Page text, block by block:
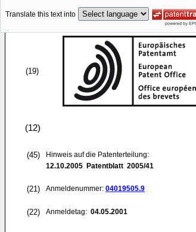
Translate this text into
(19)
(12)
(45)
Hinweis auf die Patenterteilung:
12.10.2005 Patentblatt 2005/41
(21) Anmeldenummer: 04019505.9
(22) Anmeldetag: 04.05.2001